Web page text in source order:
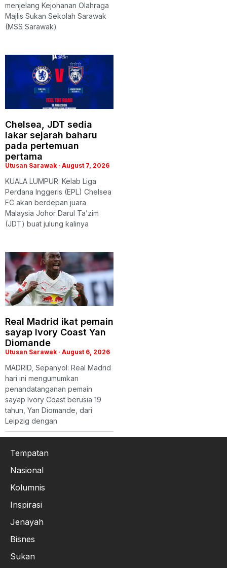
menjelang Kejohanan Olahraga
Majlis Sukan Sekolah Sarawak
(MSS Sarawak)
Chelsea, JDT sedia
lakar sejarah baharu
pada pertemuan
pertama
Utusan Sarawak August 7, 2026
KUALA LUMPUR: Kelab Liga
Perdana Inggeris (EPL) Chelsea
FC akan berdepan juara
Malaysia Johor Darul Ta’zim
(JDT) buat julung kalinya
Real Madrid ikat pemain
sayap Ivory Coast Yan
Diomande
Utusan Sarawak August 6, 2026
MADRID, Sepanyol: Real Madrid
hari ini mengumumkan
penandatanganan pemain
sayap Ivory Coast berusia 19
tahun, Yan Diomande, dari
Leipzig dengan
Tempatan
Nasional
Kolumnis
Inspirasi
Jenayah
Bisnes
Sukan